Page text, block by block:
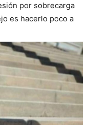
por sobrecarga
es hacerlo poco a